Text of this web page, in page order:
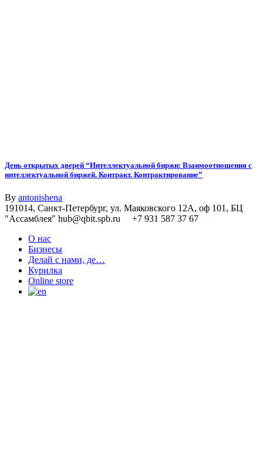
День открытых дверей “Интеллектуальной биржи: Взаимоотношения с
интеллектуальной биржей. Контракт. Контрактирование”
By antonishena
191014, Санкт-Петербург, ул. Маяковского 12А, оф 101, БЦ
"Ассамблея" hub@qbit.spb.ru +7 931 587 37 67
О нас
Бизнесы
Делай с нами, де…
Курилка
Online store